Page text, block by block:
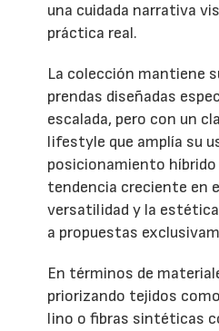
una cuidada narrativa
práctica real.
La colección mantiene
prendas diseñadas
escalada, pero con un
lifestyle que amplía su
posicionamiento híbrido
tendencia creciente en
versatilidad y la
a propuestas
En términos de
priorizando tejidos
lino o fibras sintéticas